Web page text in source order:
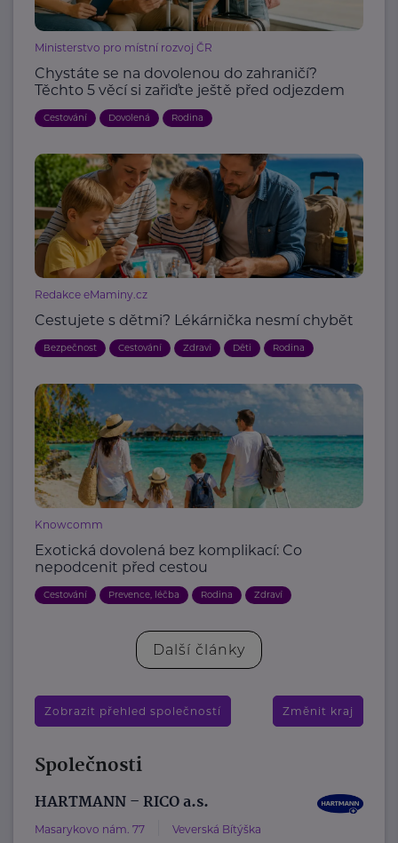
Ministerstvo pro místní rozvoj ČR
Chystáte se na dovolenou do zahraničí?
Těchto 5 věcí si zařiďte ještě před odjezdem
Cestování Dovolená Rodina
Redakce eMaminy.cz
Cestujete s dětmi? Lékárnička nesmí chybět
Bezpečnost Cestování Zdraví Děti Rodina
Knowcomm
Exotická dovolená bez komplikací: Co
nepodcenit před cestou
Cestování Prevence, léčba Rodina Zdraví
Další články
Zobrazit přehled společností Změnit kraj
Společnosti
HARTMANN – RICO a.s.
Masarykovo nám. 77 Veverská Bítýška